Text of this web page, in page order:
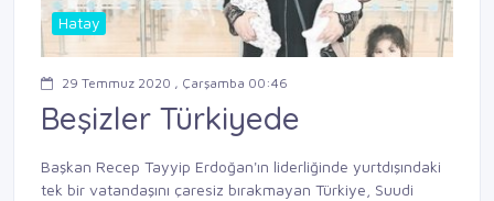
Hatay
29 Temmuz 2020 , Çarşamba 00:46
Beşizler Türkiyede
Başkan Recep Tayyip Erdoğan'ın liderliğinde yurtdışındaki
tek bir vatandaşını çaresiz bırakmayan Türkiye, Suudi